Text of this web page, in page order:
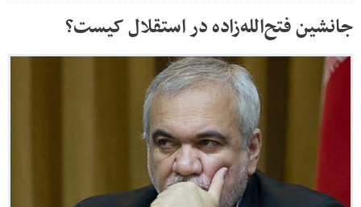
جانشین فتح‌الله‌زاده در استقلال کیست؟